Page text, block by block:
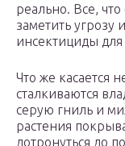
реально. Все, что
заметить
инсектициды для
Что же касается
сталкиваются
серую гниль и
растения
дотронуться до